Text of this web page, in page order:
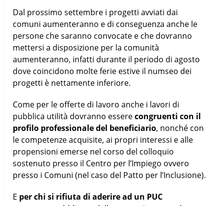
Dal prossimo settembre i progetti avviati dai
comuni aumenteranno e di conseguenza anche le
persone che saranno convocate e che dovranno
mettersi a disposizione per la comunità
aumenteranno, infatti durante il periodo di agosto
dove coincidono molte ferie estive il numseo dei
progetti è nettamente inferiore.
Come per le offerte di lavoro anche i lavori di
pubblica utilità dovranno esserecongruenti con il
profilo professionale del beneficiario, nonché con
le competenze acquisite, ai propri interessi e alle
propensioni emerse nel corso del colloquio
sostenuto presso il Centro per l’Impiego ovvero
presso i Comuni (nel caso del Patto per l’Inclusione).
E per chi si rifiuta di aderire ad un PUC